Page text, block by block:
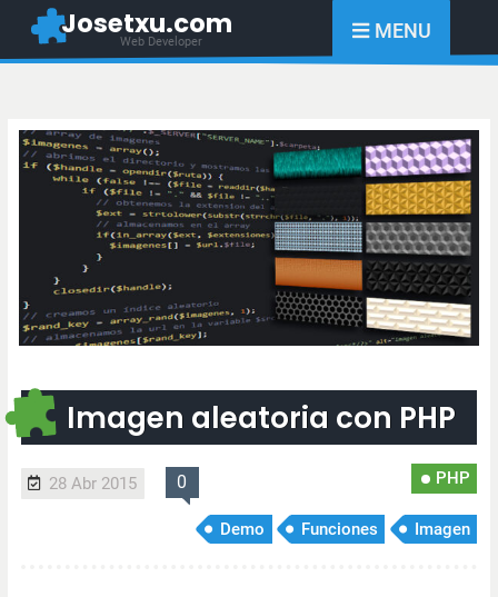
Josetxu.com
Web Developer MENU
Imagen aleatoria con PHP
28 Abr 2015 0 PHP
Demo Funciones Imagen